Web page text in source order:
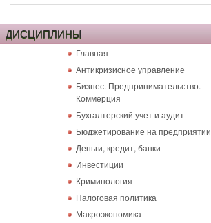
ДИСЦИПЛИНЫ
Главная
Антикризисное управление
Бизнес. Предпринимательство.
Коммерция
Бухгалтерский учет и аудит
Бюджетирование на предприятии
Деньги, кредит, банки
Инвестиции
Криминология
Налоговая политика
Макроэкономика